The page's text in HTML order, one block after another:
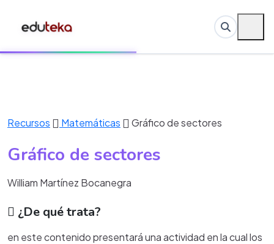
Recursos Matemáticas Gráfico de sectores
Gráfico de sectores
William Martínez Bocanegra
¿De qué trata?
en este contenido presentará una actividad en la cual los